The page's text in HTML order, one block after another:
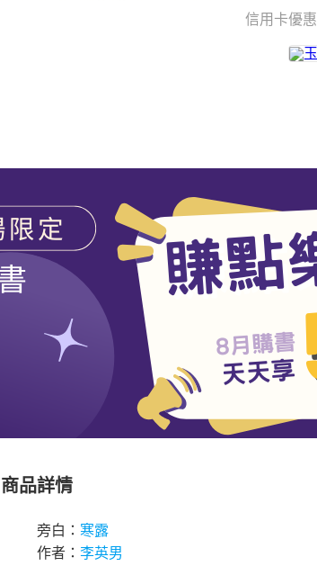
信用卡優惠
商品詳情
旁白： 寒露
作者： 李英男